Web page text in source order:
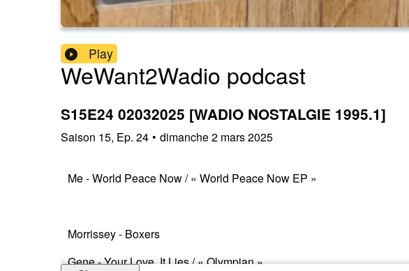
Play
WeWant2Wadio podcast
S15E24 02032025 [WADIO NOSTALGIE 1995.1]
Saison 15, Ep. 24 • dimanche 2 mars 2025
Me - World Peace Now / « World Peace Now EP »
Morrissey - Boxers
Gene - Your Love, It Lies / « Olympian »